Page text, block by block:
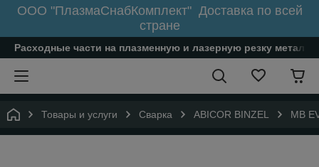
ООО "ПлазмаСнабКомплект" Доставка по всей
стране
Расходные части на плазменную и лазерную резку
Товары и услуги Сварка ABICOR BINZEL MB